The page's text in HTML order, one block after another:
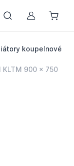
Můj účet
koupelnové
KLTM 900 x 750